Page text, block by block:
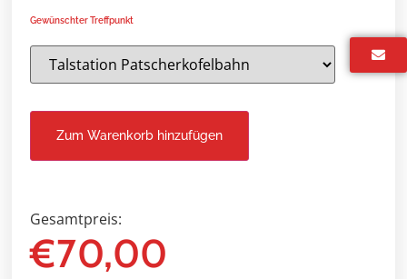
Gewünschter Treffpunkt
Zum Warenkorb hinzufügen
Gesamtpreis:
€70,00